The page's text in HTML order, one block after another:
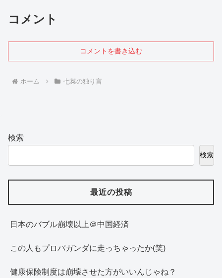
コメント
コメントを書き込む
ホーム 七菜の独り言
検索
検索
最近の投稿
日本のバブル崩壊以上＠中国経済
この人もプロパガンダに走っちゃったか(笑)
健康保険制度は崩壊させた方がいいんじゃね？